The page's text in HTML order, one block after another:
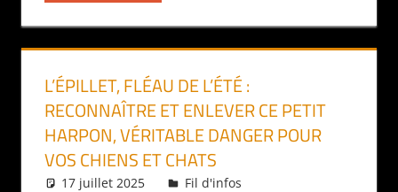
L’ÉPILLET, FLÉAU DE L’ÉTÉ :
RECONNAÎTRE ET ENLEVER CE PETIT
HARPON, VÉRITABLE DANGER POUR
VOS CHIENS ET CHATS
17 juillet 2025 Daniel
Fil d'infos